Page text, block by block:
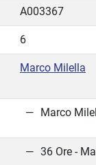
A003367
6
Marco Milella
Marco
36 Ore -